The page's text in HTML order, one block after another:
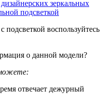
дизайнерских зеркальных
подсветкой
подсветкой воспользуйтесь
о данной модели?
можете:
отвечает дежурный